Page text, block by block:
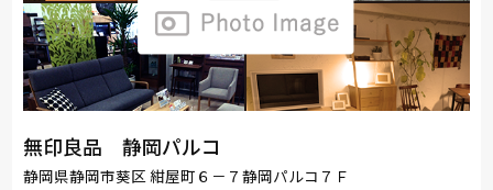
無印良品 静岡パルコ
静岡県静岡市葵区 紺屋町６－７静岡パルコ７Ｆ